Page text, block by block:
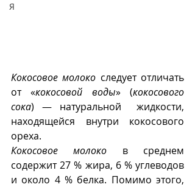
Я
Кокосовое молоко следует отличать
от «кокосовой воды» (кокосового
сока) — натуральной  жидкости,
находящейся внутри кокосового
ореха.
Кокосовое молоко в среднем
содержит 27 % жира, 6 % углеводов
и около 4 % белка. Помимо этого,